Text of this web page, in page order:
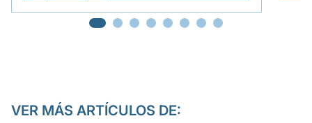
VER MÁS ARTÍCULOS DE: